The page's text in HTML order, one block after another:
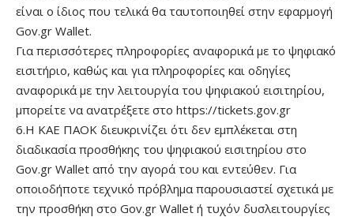
είναι ο ίδιος που τελικά θα ταυτοποιηθεί στην εφαρμογή
Gov.gr Wallet.
Για περισσότερες πληροφορίες αναφορικά με το ψηφιακό
εισιτήριο, καθώς και για πληροφορίες και οδηγίες
αναφορικά με την λειτουργία του ψηφιακού εισιτηρίου,
μπορείτε να ανατρέξετε στο https://tickets.gov.gr
6.Η ΚΑΕ ΠΑΟΚ διευκρινίζει ότι δεν εμπλέκεται στη
διαδικασία προσθήκης του ψηφιακού εισιτηρίου στο
Gov.gr Wallet από την αγορά του και εντεύθεν. Για
οποιοδήποτε τεχνικό πρόβλημα παρουσιαστεί σχετικά με
την προσθήκη στο Gov.gr Wallet ή τυχόν δυσλειτουργίες